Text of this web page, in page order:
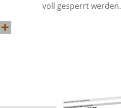
voll gesperrt werden.